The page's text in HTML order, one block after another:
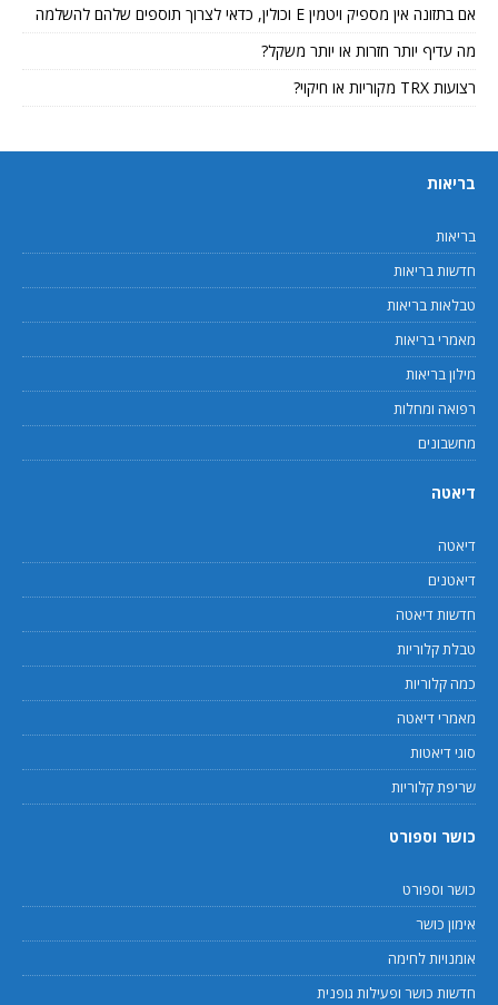
אם בתזונה אין מספיק ויטמין E וכולין, כדאי לצרוך תוספים שלהם להשלמה
מה עדיף יותר חזרות או יותר משקל?
רצועות TRX מקוריות או חיקוי?
בריאות
בריאות
חדשות בריאות
טבלאות בריאות
מאמרי בריאות
מילון בריאות
רפואה ומחלות
מחשבונים
דיאטה
דיאטה
דיאטנים
חדשות דיאטה
טבלת קלוריות
כמה קלוריות
מאמרי דיאטה
סוגי דיאטות
שריפת קלוריות
כושר וספורט
כושר וספורט
אימון כושר
אומנויות לחימה
חדשות כושר ופעילות גופנית